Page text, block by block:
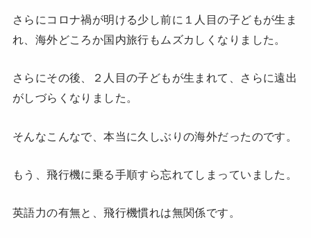
さらにコロナ禍が明ける少し前に１人目の子どもが生ま
れ、海外どころか国内旅行もムズカしくなりました。
さらにその後、２人目の子どもが生まれて、さらに遠出
がしづらくなりました。
そんなこんなで、本当に久しぶりの海外だったのです。
もう、飛行機に乗る手順すら忘れてしまっていました。
英語力の有無と、飛行機慣れは無関係です。